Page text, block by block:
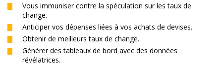
Vous immuniser contre la spéculation sur les taux de
change.
Anticiper vos dépenses liées à vos achats de devises.
Obtenir de meilleurs taux de change.
Générer des tableaux de bord avec des données
révélatrices.